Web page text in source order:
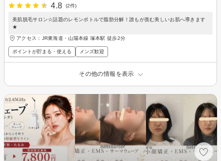
4.8
(2件)
美肌脱毛サロン☆話題のレモンボトルで脂肪分解！誰もが羨む美しいお肌へ導きます
★
アクセス：JR東海道・山陽本線 塚本駅 徒歩2分
ポイントが貯まる・使える メンズ歓迎
その他の情報を表示